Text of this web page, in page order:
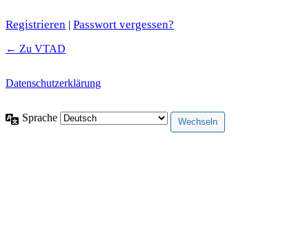
Registrieren | Passwort vergessen?
← Zu VTAD
Datenschutzerklärung
Sprache